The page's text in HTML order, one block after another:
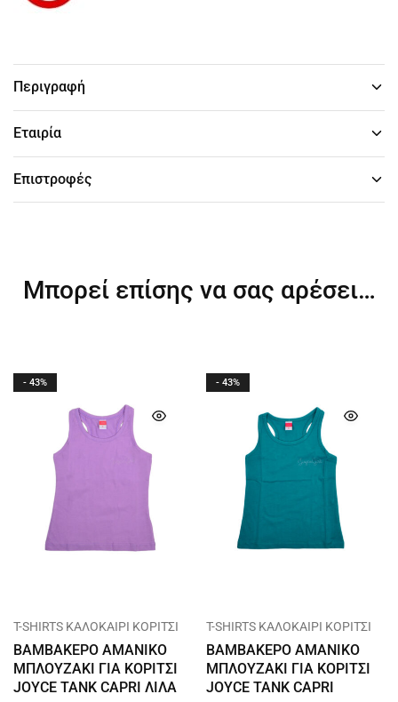
Περιγραφή
Εταιρία
Επιστροφές
Μπορεί επίσης να σας αρέσει…
- 43%
T-SHIRTS ΚΑΛΟΚΑΙΡΙ ΚΟΡΙΤΣΙ
ΒΑΜΒΑΚΕΡΟ ΑΜΑΝΙΚΟ
ΜΠΛΟΥΖΑΚΙ ΓΙΑ ΚΟΡΙΤΣΙ
JOYCE TANK CAPRI ΛΙΛΑ
- 43%
T-SHIRTS ΚΑΛΟΚΑΙΡΙ ΚΟΡΙΤΣΙ
ΒΑΜΒΑΚΕΡΟ ΑΜΑΝΙΚΟ
ΜΠΛΟΥΖΑΚΙ ΓΙΑ ΚΟΡΙΤΣΙ
JOYCE TANK CAPRI